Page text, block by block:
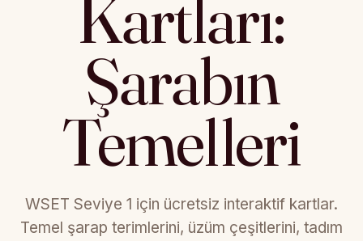
Kartları:
Şarabın
Temelleri
WSET Seviye 1 için ücretsiz interaktif kartlar.
Temel şarap terimlerini, üzüm çeşitlerini, tadım